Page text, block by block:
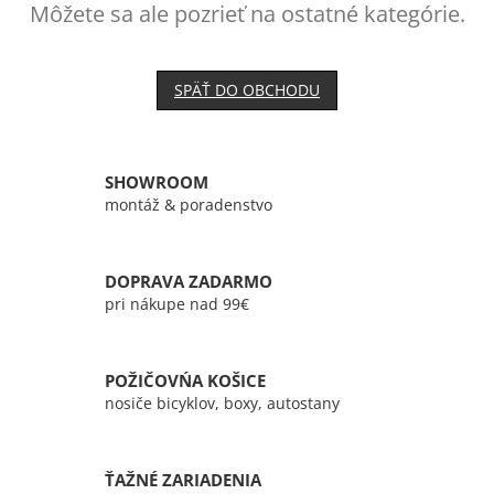
Môžete sa ale pozrieť na ostatné kategórie.
SPÄŤ DO OBCHODU
SHOWROOM
montáž & poradenstvo
DOPRAVA ZADARMO
pri nákupe nad 99€
POŽIČOVŃA KOŠICE
nosiče bicyklov, boxy, autostany
ŤAŽNÉ ZARIADENIA